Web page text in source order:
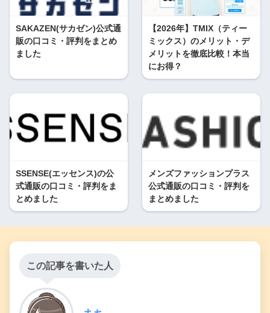
SAKAZEN(サカゼン)公式通
販の口コミ・評判をまとめ
ました
【2026年】TMIX（ティー
ミックス）のメリット・デ
メリットを徹底比較！本当
にお得？
SSENSE(エッセンス)の公
式通販の口コミ・評判をま
とめました
メンズファッションプラス
公式通販の口コミ・評判を
まとめました
この記事を書いた人